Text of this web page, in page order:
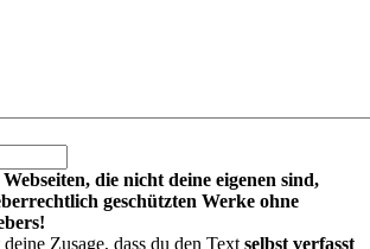
die nicht deine eigenen sind,
geschützten Werke ohne
Zusage, dass du den Text selbst verfasst